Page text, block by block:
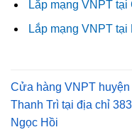
Lắp mạng VNPT tại
Lắp mạng VNPT
Cửa hàng VNPT huyện
Thanh Trì tại địa chỉ 383
Ngọc Hồi